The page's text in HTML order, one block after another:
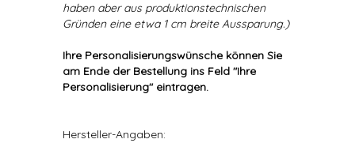
haben aber aus produktionstechnischen
Gründen eine etwa 1 cm breite Aussparung.)
Ihre Personalisierungswünsche können Sie
am Ende der Bestellung ins Feld "Ihre
Personalisierung" eintragen.
Hersteller-Angaben: